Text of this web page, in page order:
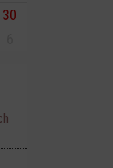
30